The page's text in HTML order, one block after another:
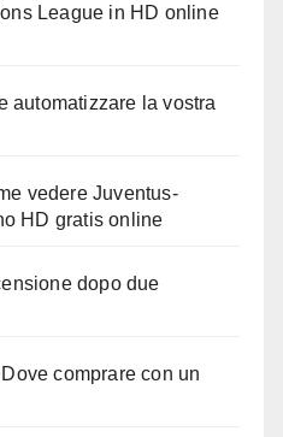
League in HD online
automatizzare la vostra
vedere Juventus-
HD gratis online
dopo due
comprare con un